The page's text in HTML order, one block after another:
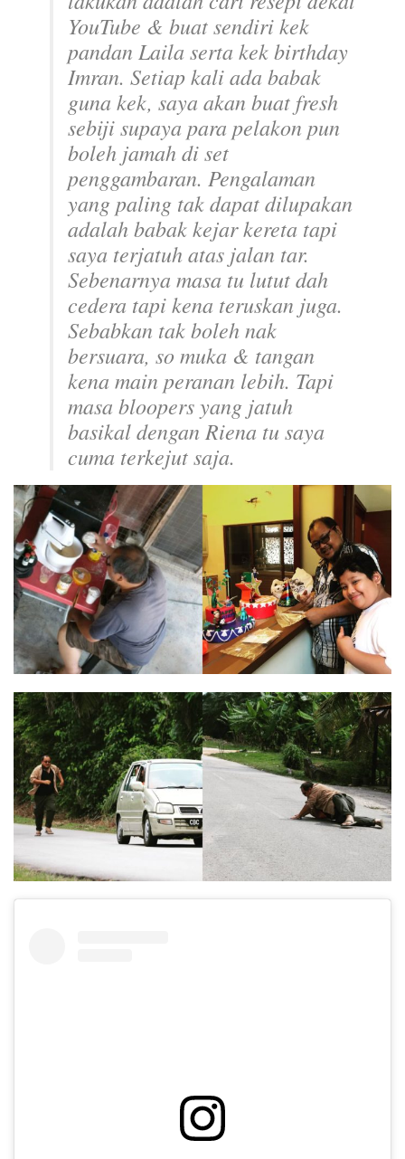
YouTube & buat sendiri kek
pandan Laila serta kekbirthday
Imran. Setiap kali ada babak
guna kek, saya akan buat fresh
sebiji supaya para pelakon pun
boleh jamah di set
penggambaran. Pengalaman
yang paling tak dapat dilupakan
adalah babak kejar kereta tapi
saya terjatuh atas jalan tar.
Sebenarnya masa tu lutut dah
cedera tapi kena teruskan juga.
Sebabkan tak boleh nak
bersuara, somuka & tangan
kena main peranan lebih. Tapi
masa bloopersyang jatuh
basikal dengan Riena tu saya
cuma terkejut saja.